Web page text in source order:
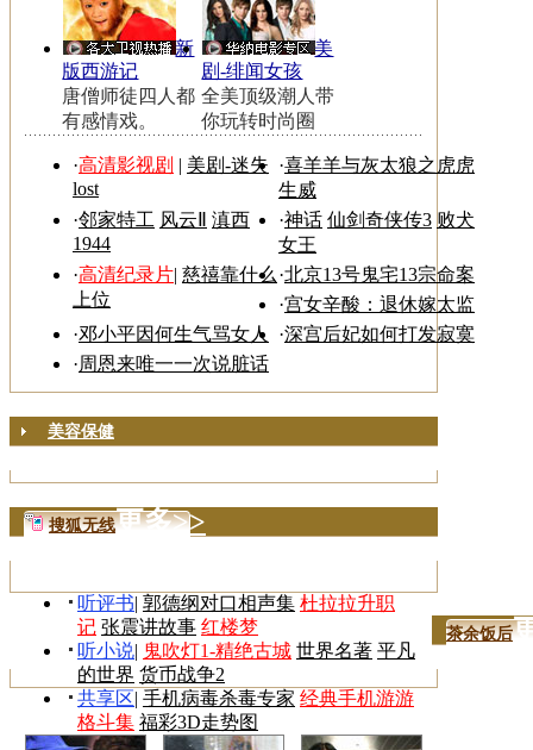
新
版西游记
唐僧师徒四人都
有感情戏。
美
剧-绯闻女孩
全美顶级潮人带
你玩转时尚圈
·高清影视剧 | 美剧-迷失
lost
·喜羊羊与灰太狼之虎虎
生威
·邻家特工 风云Ⅱ
滇西
1944
·神话 仙剑奇侠传3 败犬
女王
·高清纪录片| 慈禧靠什么
上位
·北京13号鬼宅13宗命案
·宫女辛酸：退休嫁太监
·邓小平因何生气骂女人 ·深宫后妃如何打发寂寞
·周恩来唯一一次说脏话
美容保健
搜狐无线更多>>
听评书| 郭德纲对口相声集 杜拉拉升职
记 张震讲故事 红楼梦
听小说| 鬼吹灯1-精绝古城 世界名著 平凡
的世界 货币战争2
共享区| 手机病毒杀毒专家 经典手机游游
格斗集 福彩3D走势图
茶余饭后